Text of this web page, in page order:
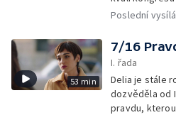
Poslední
53 min
7/16
I. řada
Delia je stále
dozvěděla od
pravdu,